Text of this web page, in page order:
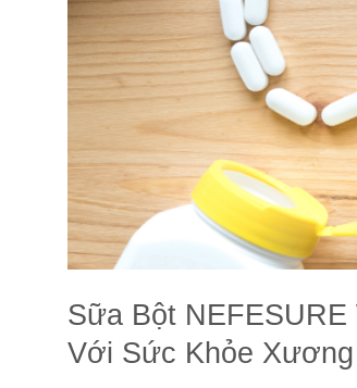
Sữa Bột
Với Sức Khỏe